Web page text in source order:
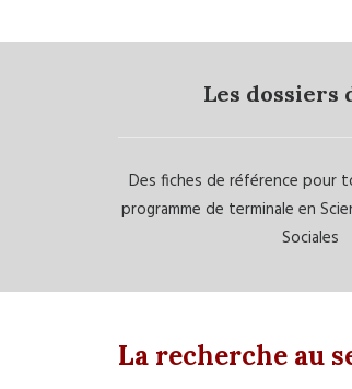
Les dossiers
Des fiches de référence pour
programme de terminale en
Sociales
La recherche au